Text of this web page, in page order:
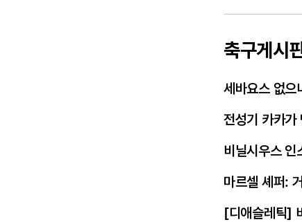
축구게시
세바요스 없으
전성기 카카가
비닐시우스 인
마르셀 셰퍼:
[디애슬레틱]